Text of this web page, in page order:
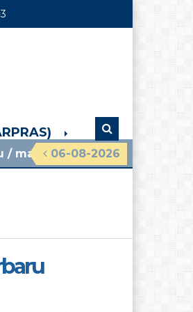
06-08-2026
mpls ramah 2026 smpn 4